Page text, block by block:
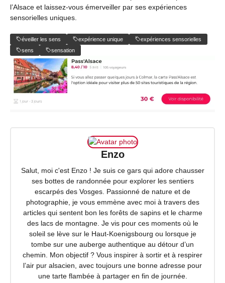
l’Alsace et laissez-vous émerveiller par ses expériences
sensorielles uniques.
éveiller les sens expérience unique
expériences sensorielles
sens
sensation
Enzo
Salut, moi c'est Enzo ! Je suis ce gars qui adore chausser
ses bottes de randonnée pour explorer les sentiers
escarpés des Vosges. Passionné de nature et de
photographie, je vous emmène avec moi à travers des
articles qui sentent bon les forêts de sapins et le charme
des lacs de montagne. Je vis pour ces moments où le
soleil se lève sur le Haut-Koenigsbourg ou lorsque je
tombe sur une auberge authentique au détour d’un
chemin. Mon objectif ? Vous inspirer à sortir et à respirer
l’air pur alsacien, avec toujours une bonne adresse pour
une tarte flambée à partager en fin de journée.